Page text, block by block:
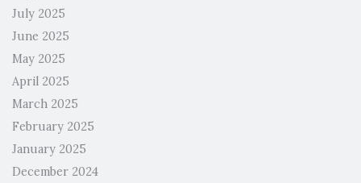
July 2025
June 2025
May 2025
April 2025
March 2025
February 2025
January 2025
December 2024